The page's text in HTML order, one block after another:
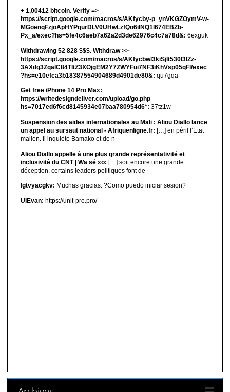
+ 1,00412 bitсоin. Verify =>
https://script.google.com/macros/s/AKfycby-p_ynVKGZOymV-w-
MGoenqFzjoApHYPqurDLV0UHwLzfQo6ilNQ1l674EBZb-
Px_a/exec?hs=5fe4c6aeb7a62a2d3de62976c4c7a78d&: 6exguk
Withdrawing 52 828 $$$. Withdrаw >>
https://script.google.com/macros/s/AKfycbwl3kiSjlt530I3lZz-
3AXdg3ZqalC84TltZ3XOjgEM2Y7ZWYFui7NF3iKhVsp05qFl/exec
?hs=e10efca3b18387554904689d4901de80&: qu7gqa
Get free iPhone 14 Pro Max:
https://writedesigndeliver.com/upload/go.php
hs=7017ed6f6cd8145934e07baa780954d6*: 37tz1w
Suspension des aides internationales au Mali : Aliou Diallo lance
un appel au sursaut national - Afriquenligne.fr: […] en péril l’Etat
malien. Il inquiète Bamako et de n
Aliou Diallo appelle à une plus grande représentativité et
inclusivité du CNT | Wa sé xo: […] soit encore une grande
déception, certains leaders politiques font de
lgtvyacgkv: Muchas gracias. ?Como puedo iniciar sesion?
UIEvan: https://unit-pro.pro/